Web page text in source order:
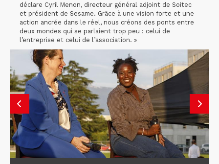
déclare Cyril Menon, directeur général adjoint de Soitec
et président de Sesame. Grâce à une vision forte et une
action ancrée dans le réel, nous créons des ponts entre
deux mondes qui se parlaient trop peu : celui de
l’entreprise et celui de l’association. »